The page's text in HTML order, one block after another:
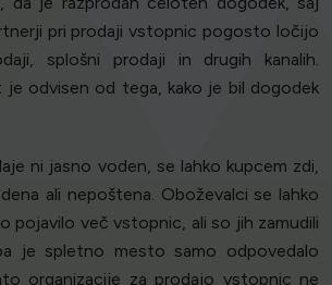
pri prodaji vstopnic pogosto ločijo
splošni prodaji in drugih kanalih.
odvisen od tega, kako je bil dogodek
ni jasno voden, se lahko kupcem zdi,
ali nepoštena. Oboževalci se lahko
pojavilo več vstopnic, ali so jih zamudili
je spletno mesto samo odpovedalo
organizacije za prodajo vstopnic ne